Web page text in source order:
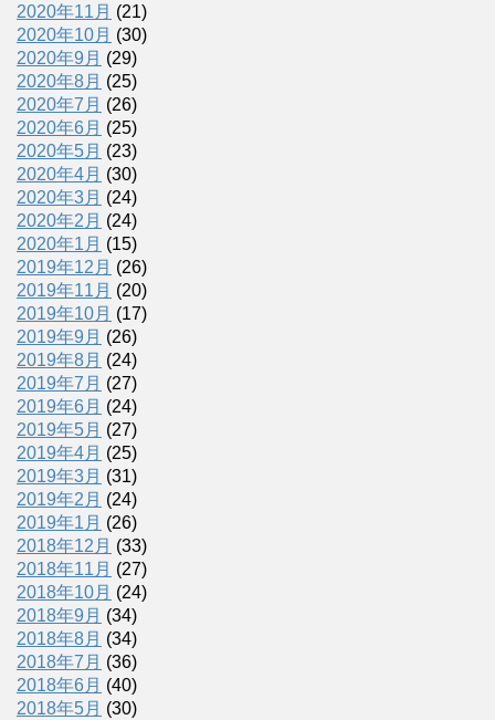
2020年11月 (21)
2020年10月 (30)
2020年9月 (29)
2020年8月 (25)
2020年7月 (26)
2020年6月 (25)
2020年5月 (23)
2020年4月 (30)
2020年3月 (24)
2020年2月 (24)
2020年1月 (15)
2019年12月 (26)
2019年11月 (20)
2019年10月 (17)
2019年9月 (26)
2019年8月 (24)
2019年7月 (27)
2019年6月 (24)
2019年5月 (27)
2019年4月 (25)
2019年3月 (31)
2019年2月 (24)
2019年1月 (26)
2018年12月 (33)
2018年11月 (27)
2018年10月 (24)
2018年9月 (34)
2018年8月 (34)
2018年7月 (36)
2018年6月 (40)
2018年5月 (30)